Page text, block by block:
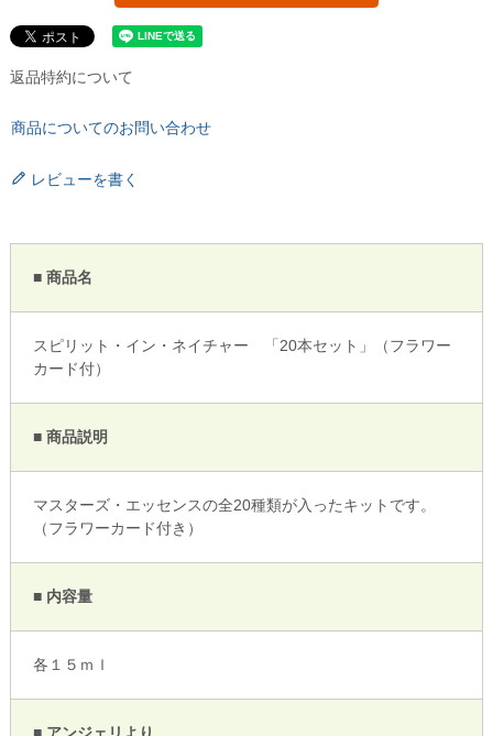
返品特約について
商品についてのお問い合わせ
レビューを書く
■ 商品名
スピリット・イン・ネイチャー 「20本セット」（フラワー
カード付）
■ 商品説明
マスターズ・エッセンスの全20種類が入ったキットです。
（フラワーカード付き）
■ 内容量
各１５ｍｌ